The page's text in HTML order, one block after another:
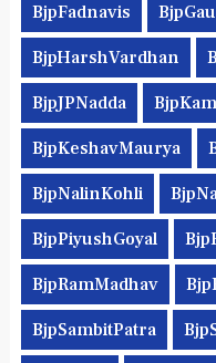
BjpFadnavis
BjpHarshVardhan
BjpJPNadda
BjpKeshavMaurya
BjpNalinKohli
BjpPiyushGoyal
BjpRamMadhav
BjpSambitPatra